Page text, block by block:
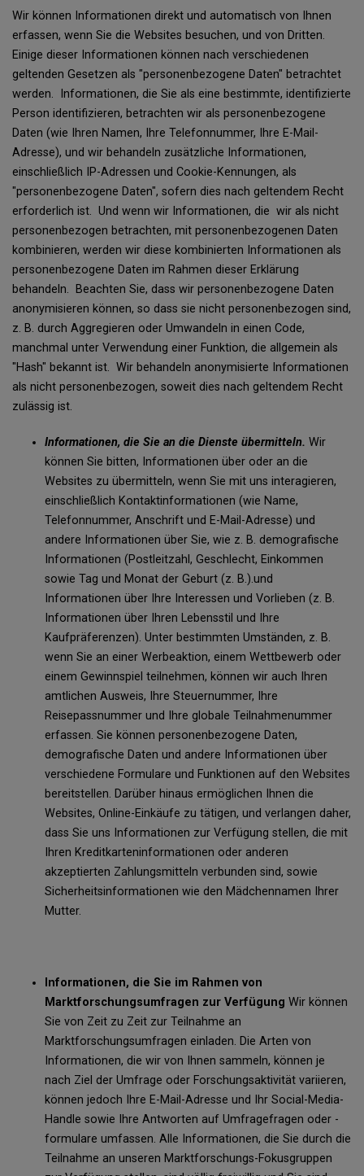
Wir können Informationen direkt und automatisch von Ihnen
erfassen, wenn Sie die Websites besuchen, und von Dritten.
Einige dieser Informationen können nach verschiedenen
geltenden Gesetzen als "personenbezogene Daten" betrachtet
werden. Informationen, die Sie als eine bestimmte, identifizierte
Person identifizieren, betrachten wir als personenbezogene
Daten (wie Ihren Namen, Ihre Telefonnummer, Ihre E-Mail-
Adresse), und wir behandeln zusätzliche Informationen,
einschließlich IP-Adressen und Cookie-Kennungen, als
"personenbezogene Daten", sofern dies nach geltendem Recht
erforderlich ist. Und wenn wir Informationen, die wir als nicht
personenbezogen betrachten, mit personenbezogenen Daten
kombinieren, werden wir diese kombinierten Informationen als
personenbezogene Daten im Rahmen dieser Erklärung
behandeln. Beachten Sie, dass wir personenbezogene Daten
anonymisieren können, so dass sie nicht personenbezogen sind,
z. B. durch Aggregieren oder Umwandeln in einen Code,
manchmal unter Verwendung einer Funktion, die allgemein als
"Hash" bekannt ist. Wir behandeln anonymisierte Informationen
als nicht personenbezogen, soweit dies nach geltendem Recht
zulässig ist.
Informationen, die Sie an die Dienste übermitteln. Wir
können Sie bitten, Informationen über oder an die
Websites zu übermitteln, wenn Sie mit uns interagieren,
einschließlich Kontaktinformationen (wie Name,
Telefonnummer, Anschrift und E-Mail-Adresse) und
andere Informationen über Sie, wie z. B. demografische
Informationen (Postleitzahl, Geschlecht, Einkommen
sowie Tag und Monat der Geburt (z. B.).und
Informationen über Ihre Interessen und Vorlieben (z. B.
Informationen über Ihren Lebensstil und Ihre
Kaufpräferenzen). Unter bestimmten Umständen, z. B.
wenn Sie an einer Werbeaktion, einem Wettbewerb oder
einem Gewinnspiel teilnehmen, können wir auch Ihren
amtlichen Ausweis, Ihre Steuernummer, Ihre
Reisepassnummer und Ihre globale Teilnahmenummer
erfassen. Sie können personenbezogene Daten,
demografische Daten und andere Informationen über
verschiedene Formulare und Funktionen auf den Websites
bereitstellen. Darüber hinaus ermöglichen Ihnen die
Websites, Online-Einkäufe zu tätigen, und verlangen daher,
dass Sie uns Informationen zur Verfügung stellen, die mit
Ihren Kreditkarteninformationen oder anderen
akzeptierten Zahlungsmitteln verbunden sind, sowie
Sicherheitsinformationen wie den Mädchennamen Ihrer
Mutter.
Informationen, die Sie im Rahmen von
Marktforschungsumfragen zur Verfügung Wir können
Sie von Zeit zu Zeit zur Teilnahme an
Marktforschungsumfragen einladen. Die Arten von
Informationen, die wir von Ihnen sammeln, können je
nach Ziel der Umfrage oder Forschungsaktivität variieren,
können jedoch Ihre E-Mail-Adresse und Ihr Social-Media-
Handle sowie Ihre Antworten auf Umfragefragen oder -
formulare umfassen. Alle Informationen, die Sie durch die
Teilnahme an unseren Marktforschungs-Fokusgruppen